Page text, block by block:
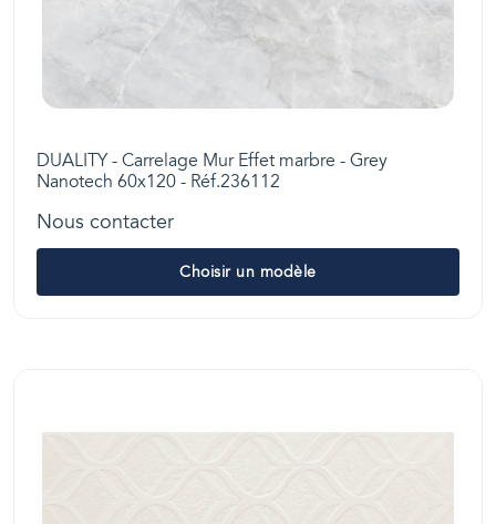
DUALITY - Carrelage Mur Effet marbre - Grey
Nanotech 60x120 - Réf.236112
Nous contacter
Choisir un modèle